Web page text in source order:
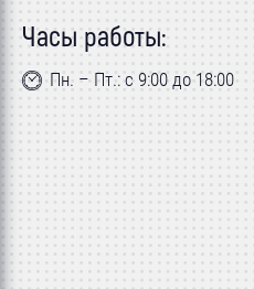
Часы работы:
Пн. – Пт.: с 9:00 до 18:00